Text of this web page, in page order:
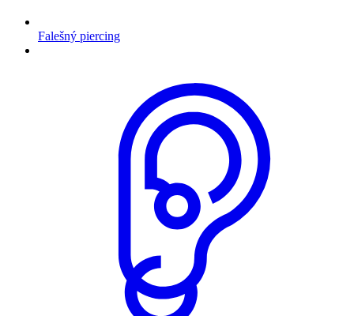
Falešný piercing